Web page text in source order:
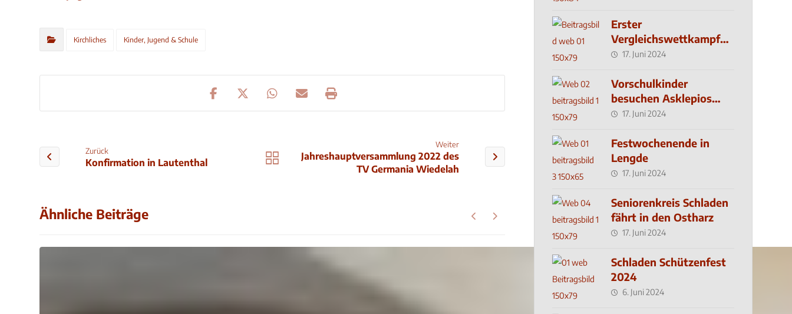
Kirchliches Kinder, Jugend & Schule
Zurück
Konfirmation in Lautenthal
Weiter
Jahreshauptversammlung 2022 des
TV Germania Wiedelah
Ähnliche Beiträge
Erster
Vergleichswettkampf
seit 2019
17. Juni 2024
Vorschulkinder
besuchen Asklepios
Klinik
17. Juni 2024
Festwochenende in
Lengde
17. Juni 2024
Seniorenkreis Schladen
fährt in den Ostharz
17. Juni 2024
Schladen Schützenfest
2024
6. Juni 2024